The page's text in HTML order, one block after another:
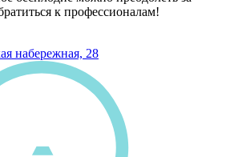
к профессионалам!
набережная, 28